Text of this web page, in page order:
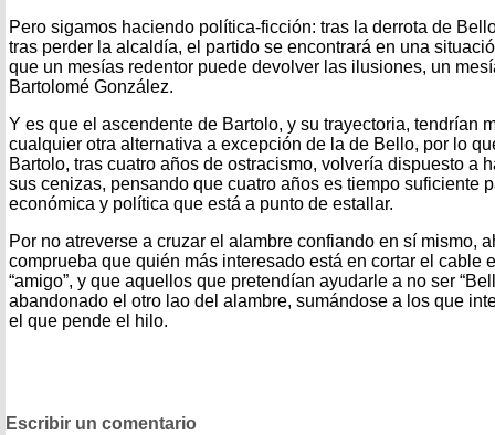
Pero sigamos haciendo política-ficción: tras la derrota de
tras perder la alcaldía, el partido se encontrará en una
que un mesías redentor puede devolver las ilusiones, un
Bartolomé González.
Y es que el ascendente de Bartolo, y su trayectoria, tendrían
cualquier otra alternativa a excepción de la de Bello, por lo
Bartolo, tras cuatro años de ostracismo, volvería dispuesto a
sus cenizas, pensando que cuatro años es tiempo suficiente
económica y política que está a punto de estallar.
Por no atreverse a cruzar el alambre confiando en sí mismo,
comprueba que quién más interesado está en cortar el cable
“amigo”, y que aquellos que pretendían ayudarle a no ser
abandonado el otro lao del alambre, sumándose a los que
el que pende el hilo.
Escribir un comentario